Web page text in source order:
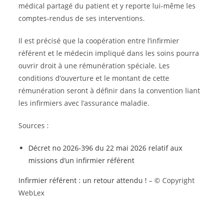
médical partagé du patient et y reporte lui-même les
comptes-rendus de ses interventions.
Il est précisé que la coopération entre l’infirmier
référent et le médecin impliqué dans les soins pourra
ouvrir droit à une rémunération spéciale. Les
conditions d’ouverture et le montant de cette
rémunération seront à définir dans la convention liant
les infirmiers avec l’assurance maladie.
Sources :
Décret no 2026-396 du 22 mai 2026 relatif aux
missions d’un infirmier référent
Infirmier référent : un retour attendu ! – © Copyright
WebLex